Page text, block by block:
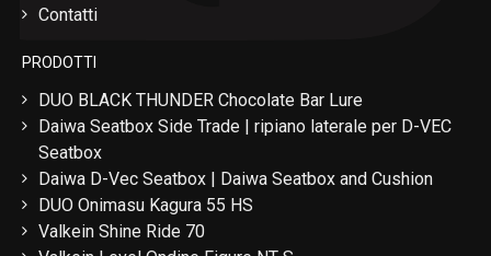
Contatti
PRODOTTI
DUO BLACK THUNDER Chocolate Bar Lure
Daiwa Seatbox Side Trade | ripiano laterale per D-VEC
Seatbox
Daiwa D-Vec Seatbox | Daiwa Seatbox and Cushion
DUO Onimasu Kagura 55 HS
Valkein Shine Ride 70